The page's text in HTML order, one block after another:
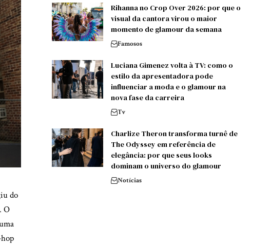
do
O
Rihanna no Crop Over 2026: por que o
visual da cantora virou o maior
momento de glamour da semana
Famosos
Luciana Gimenez volta à TV: como o
estilo da apresentadora pode
influenciar a moda e o glamour na
nova fase da carreira
Tv
Charlize Theron transforma turnê de
The Odyssey em referência de
elegância: por que seus looks
dominam o universo do glamour
Notícias